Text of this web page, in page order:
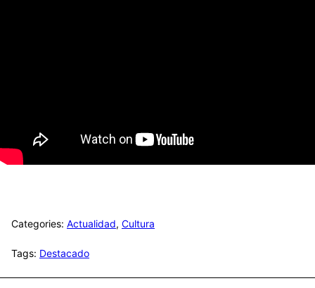
Categories: Actualidad, Cultura
Tags: Destacado